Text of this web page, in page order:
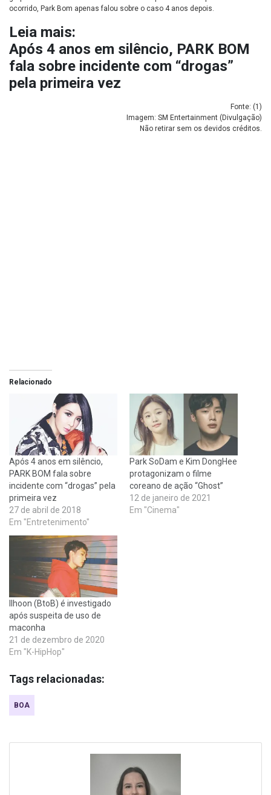
ocorrido, Park Bom apenas falou sobre o caso 4 anos depois.
Leia mais:
Após 4 anos em silêncio, PARK BOM
fala sobre incidente com “drogas”
pela primeira vez
Fonte: (1 )
Imagem: SM Entertainment (Divulgação)
Não retirar sem os devidos créditos.
Relacionado
Após 4 anos em silêncio,
PARK BOM fala sobre
incidente com “drogas” pela
primeira vez
27 de abril de 2018
Em "Entretenimento"
Park SoDam e Kim DongHee
protagonizam o filme
coreano de ação “Ghost”
12 de janeiro de 2021
Em "Cinema"
Ilhoon (BtoB) é investigado
após suspeita de uso de
maconha
21 de dezembro de 2020
Em "K-HipHop"
Tags relacionadas:
BOA